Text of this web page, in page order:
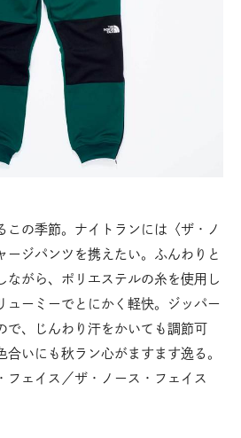
この季節。ナイトランには〈ザ・ノ
ージパンツを携えたい。ふんわりと
ながら、ポリエステルの糸を使用し
ューミーでとにかく軽快。ジッパー
で、じんわり汗をかいても調節可
いにも秋ラン心がますます逸る。
フェイス／ザ・ノース・フェイス